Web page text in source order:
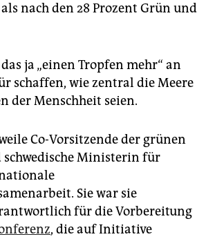
nach den 28 Prozent Grün und
ja „einen Tropfen mehr“ an
schaffen, wie zentral die Meere
der Menschheit seien.
Co-Vorsitzende der grünen
Ministerin für
Sie war sie
für die Vorbereitung
, die auf Initiative